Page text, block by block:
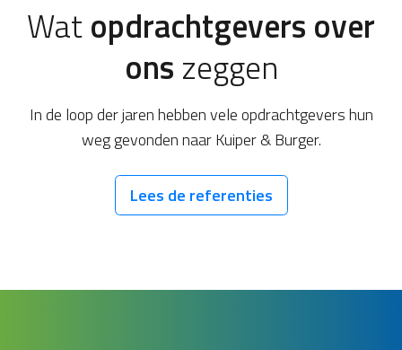
Watopdrachtgevers over
ons zeggen
In de loop der jaren hebben vele opdrachtgevers hun
weg gevonden naar Kuiper & Burger.
Lees de referenties